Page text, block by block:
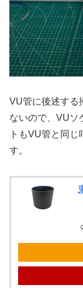
VU管に後述する
ないので、VUソ
トもVU管と同
す。